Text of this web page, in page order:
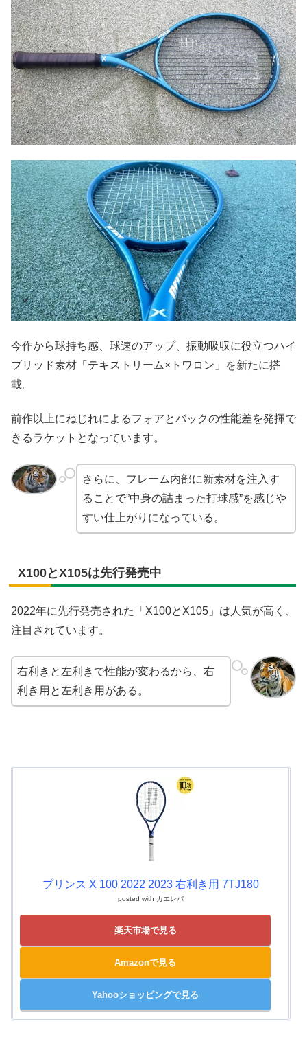
今作から球持ち感、球速のアップ、振動吸収に役立つハイ
ブリッド素材「テキストリーム×トワロン」を新たに搭
載。
前作以上にねじれによるフォアとバックの性能差を発揮で
きるラケットとなっています。
さらに、フレーム内部に新素材を注入す
ることで”中身の詰まった打球感”を感じや
すい仕上がりになっている。
X100とX105は先行発売中
2022年に先行発売された「X100とX105」は人気が高く、
注目されています。
右利きと左利きで性能が変わるから、右
利き用と左利き用がある。
プリンス X 100 2022 2023 右利き用 7TJ180
posted with カエレバ
楽天市場で見る
Amazonで見る
Yahooショッピングで見る